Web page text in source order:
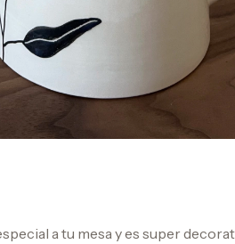
a tu mesa y es super